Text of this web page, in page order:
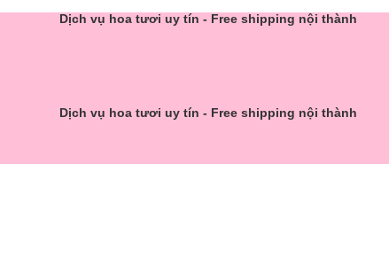
Dịch vụ hoa tươi uy tín - Free shipping nội thành
Dịch vụ hoa tươi uy tín - Free shipping nội thành